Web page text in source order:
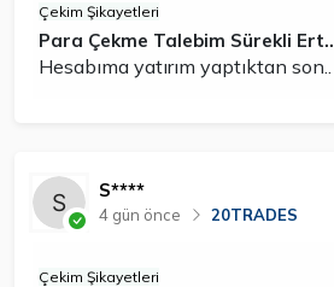
Çekim Şikayetleri
Para Çekme Talebim Sürekli Ert..
Hesabıma yatırım yaptıktan son..
S****
4 gün önce 20TRADES
Çekim Şikayetleri